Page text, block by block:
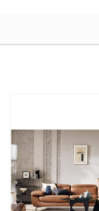
cao, hiện đại và thuận
nhiều. Bên cạnh tính
gian khác nhau.